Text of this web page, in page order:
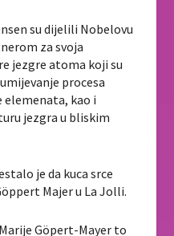
su dijelili Nobelovu
za svoja
jezgre atoma koji su
procesa
kao i
jezgra u bliskim
je da kuca srce
Majer u La Jolli.
Göpert-Mayer to